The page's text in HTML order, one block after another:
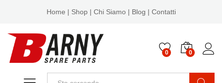
Home | Shop| Chi Siamo| Blog | Contatti
0 0